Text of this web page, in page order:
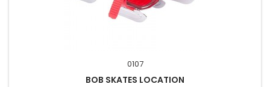
0107
BOB SKATES LOCATION